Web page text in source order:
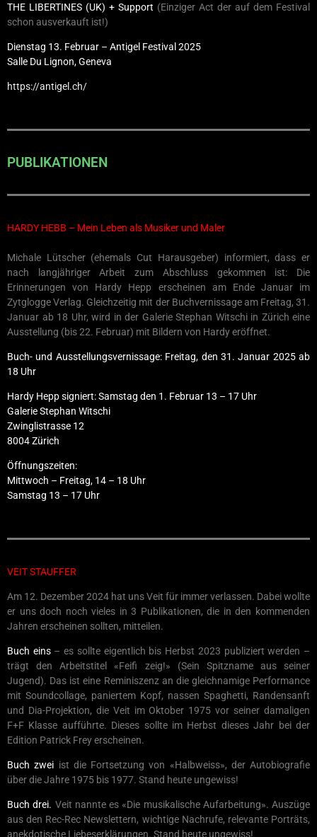
THE LIBERTINES (UK) + Support (Einziger Act der auf dem Festival
schon ausverkauft ist!)
Dienstag 13. Februar – Antigel Festival 2025
Salle Du Lignon, Geneva
https://antigel.ch/
PUBLIKATIONEN
HARDY HEBB – Mein Leben als Musiker und Maler
Michale Lütscher (ehemals Cut Harausgeber) informiert, dass er
nach langjähriger Arbeit zum Abschluss gekommen ist: Die
Erinnerungen von Hardy Hepp erscheinen am Ende Januar im
Zytglogge Verlag. Gleichzeitig mit der Buchvernissage am Freitag, 31.
Januar ab 18 Uhr, wird in der Galerie Stephan Witschi in Zürich eine
Ausstellung (bis 22. Februar) mit Bildern von Hardy eröffnet.
Buch- und Ausstellungsvernissage: Freitag, den 31. Januar 2025 ab
18 Uhr
Hardy Hepp signiert: Samstag den 1. Februar 13 – 17 Uhr
Galerie Stephan Witschi
Zwinglistrasse 12
8004 Zürich
Öffnungszeiten:
Mittwoch – Freitag, 14 – 18 Uhr
Samstag 13 – 17 Uhr
VEIT STAUFFER
Am 12. Dezember 2024 hat uns Veit für immer verlassen. Dabei wollte
er uns doch noch vieles in 3 Publikationen, die in den kommenden
Jahren erscheinen sollten, mitteilen.
Buch eins– es sollte eigentlich bis Herbst 2023 publiziert werden –
trägt den Arbeitstitel «Feifi zeig!» (Sein Spitzname aus seiner
Jugend). Das ist eine Reminiszenz an die gleichnamige Performance
mit Soundcollage, paniertem Kopf, nassen Spaghetti, Randensanft
und Dia-Projektion, die Veit im Oktober 1975 vor seiner damaligen
F+F Klasse aufführte. Dieses sollte im Herbst dieses Jahr bei der
Edition Patrick Frey erscheinen.
Buch zwei ist die Fortsetzung von «Halbweiss», der Autobiografie
über die Jahre 1975 bis 1977. Stand heute ungewiss!
Buch drei. Veit nannte es «Die musikalische Aufarbeitung». Auszüge
aus den Rec-Rec Newslettern, wichtige Nachrufe, relevante Porträts,
anekdotische Liebeserklärungen. Stand heute ungewiss!